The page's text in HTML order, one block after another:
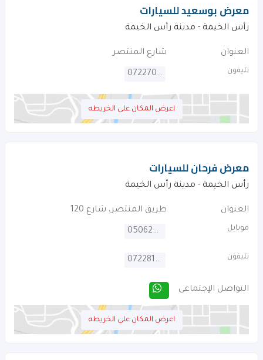
معرض بوسعيد للسيارات
رأس الخيمة - مدينة رأس الخيمة
العنوان شارع المنتصر
تليفون 072270988
اعرض المكان على الخريطه
معرض فرحان للسيارات
رأس الخيمة - مدينة رأس الخيمة
العنوان طريق المنتصر، شارع 120
موبايل 0506270377
تليفون 072281586
التواصل الإجتماعى
اعرض المكان على الخريطه